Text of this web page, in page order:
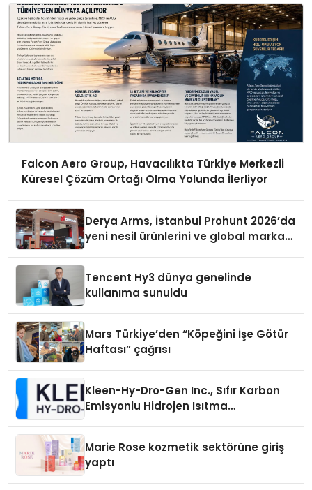
Falcon Aero Group, Havacılıkta Türkiye Merkezli
Küresel Çözüm Ortağı Olma Yolunda İlerliyor
Derya Arms, İstanbul Prohunt 2026’da
yeni nesil ürünlerini ve global marka
Tencent Hy3 dünya genelinde
kullanıma sunuldu
Mars Türkiye’den “Köpeğini İşe Götür
Haftası” çağrısı
Kleen-Hy-Dro-Gen Inc., Sıfır Karbon
Emisyonlu Hidrojen Isıtma
Marie Rose kozmetik sektörüne giriş
yaptı